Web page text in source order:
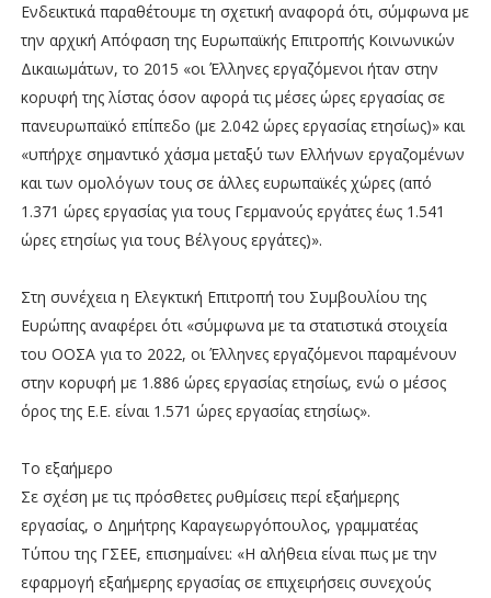
Ενδεικτικά παραθέτουμε τη σχετική αναφορά ότι, σύμφωνα με
την αρχική Απόφαση της Ευρωπαϊκής Επιτροπής Κοινωνικών
Δικαιωμάτων, το 2015 «οι Έλληνες εργαζόμενοι ήταν στην
κορυφή της λίστας όσον αφορά τις μέσες ώρες εργασίας σε
πανευρωπαϊκό επίπεδο (με 2.042 ώρες εργασίας ετησίως)» και
«υπήρχε σημαντικό χάσμα μεταξύ των Ελλήνων εργαζομένων
και των ομολόγων τους σε άλλες ευρωπαϊκές χώρες (από
1.371 ώρες εργασίας για τους Γερμανούς εργάτες έως 1.541
ώρες ετησίως για τους Βέλγους εργάτες)».
Στη συνέχεια η Ελεγκτική Επιτροπή του Συμβουλίου της
Ευρώπης αναφέρει ότι «σύμφωνα με τα στατιστικά στοιχεία
του ΟΟΣΑ για το 2022, οι Έλληνες εργαζόμενοι παραμένουν
στην κορυφή με 1.886 ώρες εργασίας ετησίως, ενώ ο μέσος
όρος της Ε.Ε. είναι 1.571 ώρες εργασίας ετησίως».
Το εξαήμερο
Σε σχέση με τις πρόσθετες ρυθμίσεις περί εξαήμερης
εργασίας, ο Δημήτρης Καραγεωργόπουλος, γραμματέας
Τύπου της ΓΣΕΕ, επισημαίνει: «Η αλήθεια είναι πως με την
εφαρμογή εξαήμερης εργασίας σε επιχειρήσεις συνεχούς